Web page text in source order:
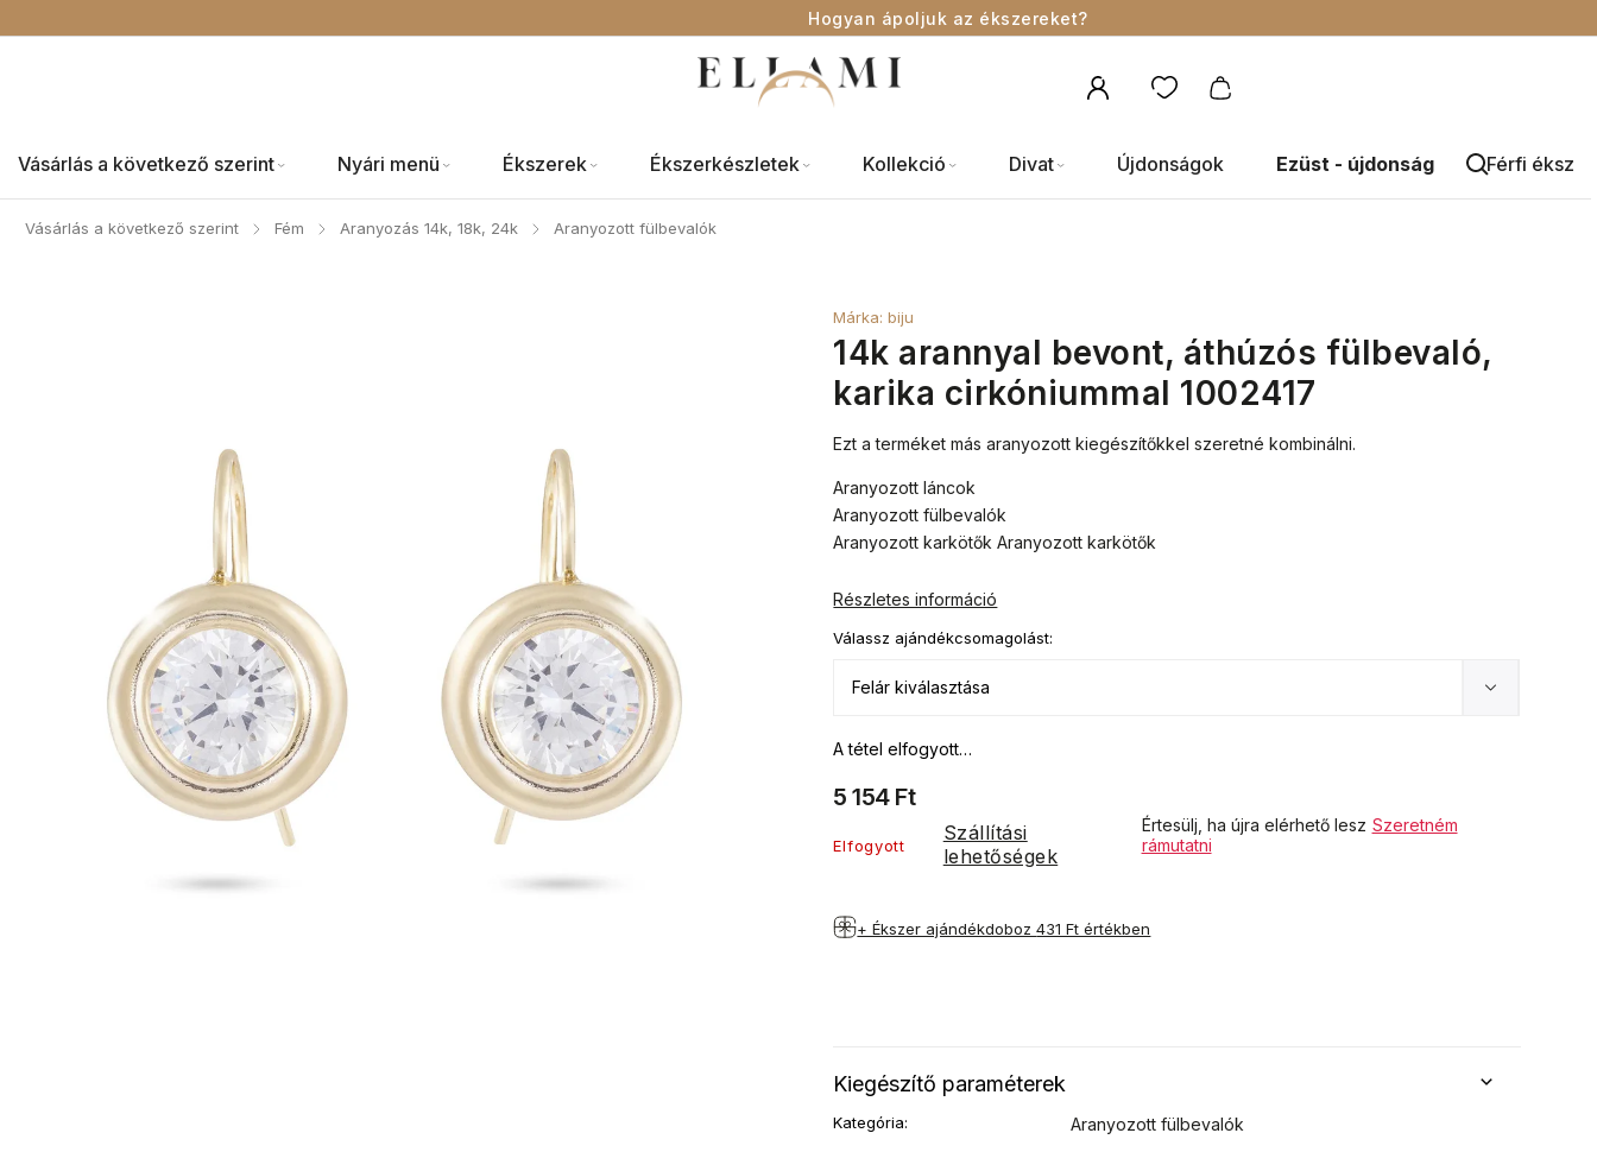
Hogyan ápoljuk az ékszereket?
Vásárlás a következő szerint Nyári menü Ékszerek Ékszerkészletek Kollekció Divat Újdonságok Ezüst - újdonság Férfi
Vásárlás a következő szerint / Fém / Aranyozás 14k, 18k, 24k / Aranyozott fülbevalók
14k arannyal bevont, áthúzós fülbevaló,
karika cirkóniummal 1002417
Márka:biju
5 154 Ft
Elfogyott
Szállítási
lehetőségek
Értesülj, ha újra elérhető lesz Szeretném
rámutatni
Válassz ajándékcsomagolást:
A tétel elfogyott…
+ Ékszer ajándékdoboz431 Ft értékben
Ezt a terméket más aranyozott kiegészítőkkel szeretné kombinálni.
Aranyozott láncok
Aranyozott fülbevalók
Aranyozott karkötők Aranyozott karkötők
Részletes információ
Kiegészítő paraméterek
Kategória: Aranyozott fülbevalók